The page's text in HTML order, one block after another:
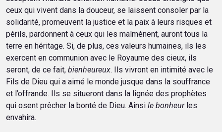
ceux qui vivent dans la douceur, se laissent consoler par la
solidarité, promeuvent la justice et la paix à leurs risques et
périls, pardonnent à ceux qui les malmènent, auront tous la
terre en héritage. Si, de plus, ces valeurs humaines, ils les
exercent en communion avec le Royaume des cieux, ils
seront, de ce fait, bienheureux. Ils vivront en intimité avec le
Fils de Dieu qui a aimé le monde jusque dans la souffrance
et l’offrande. Ils se situeront dans la lignée des prophètes
qui osent prêcher la bonté de Dieu. Ainsi le bonheur les
envahira.